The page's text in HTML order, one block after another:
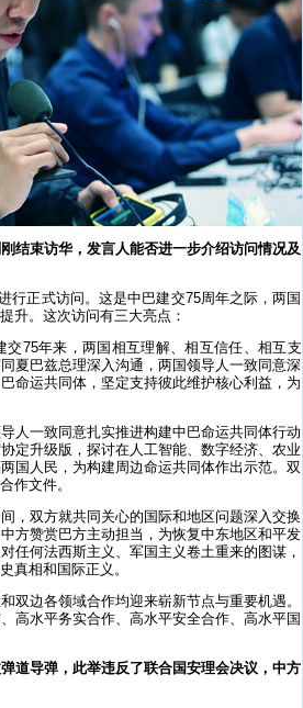
结束访华，发言人能否进一步介绍访问情况及
行正式访问。这是中巴建交75周年之际，两国
升。这次访问有三大亮点：
75年来，两国相互理解、相互信任、相互支
夏巴兹总理深入沟通，两国领导人一致同意深
命运共同体，坚定支持彼此维护核心利益，为
人一致同意扎实推进构建中巴命运共同体行动
定升级版，探讨在人工智能、数字经济、农业
国人民，为构建周边命运共同体作出示范。双
作文件。
，双方就共同关心的国际和地区问题深入交换
方赞赏巴方主动担当，为恢复中东地区和平发
任何法西斯主义、军国主义卷土重来的图谋，
真相和国际正义。
双边各领域合作均迎来崭新节点与重要机遇。
高水平务实合作、高水平安全合作、高水平国
道导弹，此举违反了联合国安理会决议，中方